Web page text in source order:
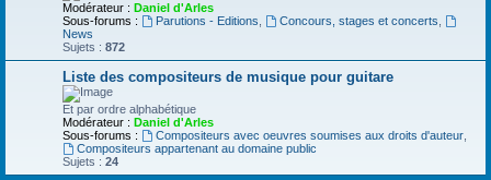
Modérateur : Daniel d'Arles
Sous-forums :
Parutions - Editions Concours, stages et concerts
News
Sujets : 872
Liste des compositeurs de musique pour guitare
Et par ordre alphabétique
Modérateur : Daniel d'Arles
Sous-forums :
Compositeurs avec oeuvres soumises aux droits d'auteur,
Compositeurs appartenant au domaine public
Sujets : 24